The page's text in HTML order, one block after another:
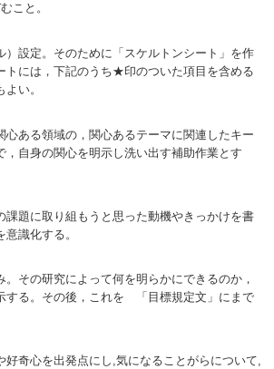
こと。
設定。そのために「スケルトンシート」を作
トには，下記のうち★印のついた項目を含める
い。
ある領域の，関心あるテーマに関連したキー
，自身の関心を明示し洗い出す補助作業とす
題に取り組もうと思った動機やきっかけを書
識化する。
その研究によって何を明らかにできるのか，
する。その後，これを 「目標規定文」にまで
奇心を出発点にし,気になることがらについて,